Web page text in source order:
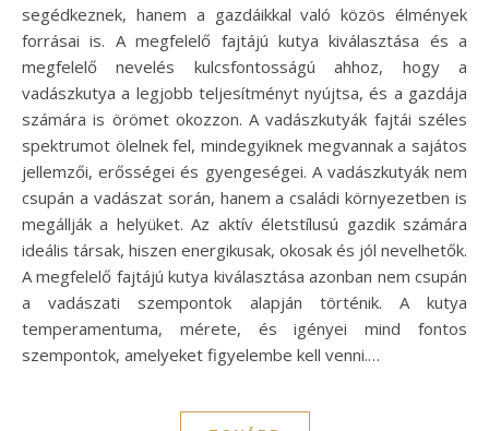
segédkeznek, hanem a gazdáikkal való közös élmények
forrásai is. A megfelelő fajtájú kutya kiválasztása és a
megfelelő nevelés kulcsfontosságú ahhoz, hogy a
vadászkutya a legjobb teljesítményt nyújtsa, és a gazdája
számára is örömet okozzon. A vadászkutyák fajtái széles
spektrumot ölelnek fel, mindegyiknek megvannak a sajátos
jellemzői, erősségei és gyengeségei. A vadászkutyák nem
csupán a vadászat során, hanem a családi környezetben is
megállják a helyüket. Az aktív életstílusú gazdik számára
ideális társak, hiszen energikusak, okosak és jól nevelhetők.
A megfelelő fajtájú kutya kiválasztása azonban nem csupán
a vadászati szempontok alapján történik. A kutya
temperamentuma, mérete, és igényei mind fontos
szempontok, amelyeket figyelembe kell venni.…